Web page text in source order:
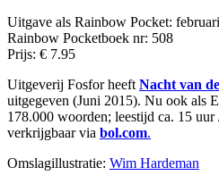
Uitgave als Rainbow Pocket:
Rainbow Pocketboek nr: 508
Prijs: € 7.95
Uitgeverij Fosfor heeft Nacht van
uitgegeven (Juni 2015). Nu ook als
178.000 woorden; leestijd ca. 15
verkrijgbaar via bol.com.
Omslagillustratie: Wim Hardeman